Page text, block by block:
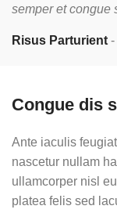
semper et congue
Risus Parturient
Congue dis
Ante iaculis
nascetur nullam
ullamcorper nisl
platea felis sed